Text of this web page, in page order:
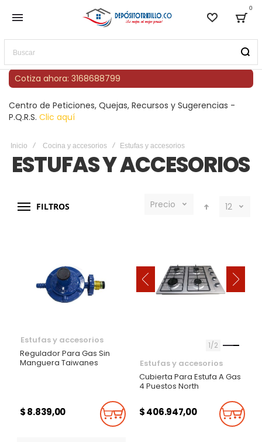
Lista de
0
Buscar
Cotiza ahora: 3168688799
Centro de Peticiones, Quejas, Recursos y Sugerencias -
P.Q.R.S. Clic aquí
Inicio Cocina y accesorios Estufas y accesorios
ESTUFAS Y ACCESORIOS
FILTROS Precio 12
Estufas y accesorios
Regulador Para Gas Sin
Manguera Taiwanes
$ 8.839,00 Añadir Al Carrito
‹ ›
1 2
Estufas y accesorios
Cubierta Para Estufa A Gas
4 Puestos North
$ 406.947,00